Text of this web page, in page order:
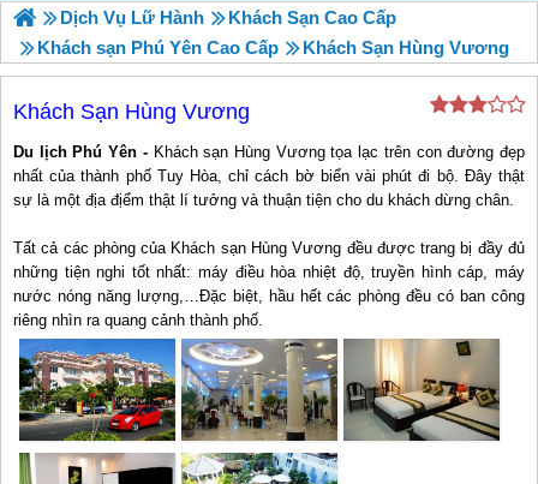
Dịch Vụ Lữ Hành
Khách Sạn Cao Cấp
Khách sạn Phú Yên Cao Cấp
Khách Sạn Hùng Vương
Khách Sạn Hùng Vương
Du lịch Phú Yên - Khách sạn Hùng Vương tọa lạc trên con đường đẹp
nhất của thành phố Tuy Hòa, chỉ cách bờ biển vài phút đi bộ. Đây thật
sự là một địa địểm thật lí tưởng và thuận tiện cho du khách dừng chân.
Tất cả các phòng của Khách sạn Hùng Vương đều được trang bị đầy đủ
những tiện nghi tốt nhất: máy điều hòa nhiệt độ, truyền hình cáp, máy
nước nóng năng lượng,…Đặc biệt, hầu hết các phòng đều có ban công
riêng nhìn ra quang cảnh thành phố.